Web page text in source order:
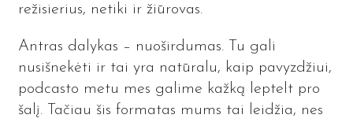
režisierius, netiki ir žiūrovas.
Antras dalykas – nuoširdumas. Tu gali
nusišnekėti ir tai yra natūralu, kaip pavyzdžiui,
podcasto metu mes galime kažką leptelt pro
šalį. Tačiau šis formatas mums tai leidžia, nes